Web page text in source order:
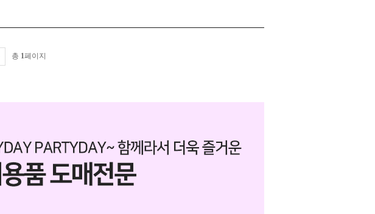
총 1페이지